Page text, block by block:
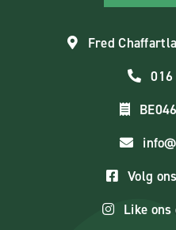
Fred
016
Volg
Like